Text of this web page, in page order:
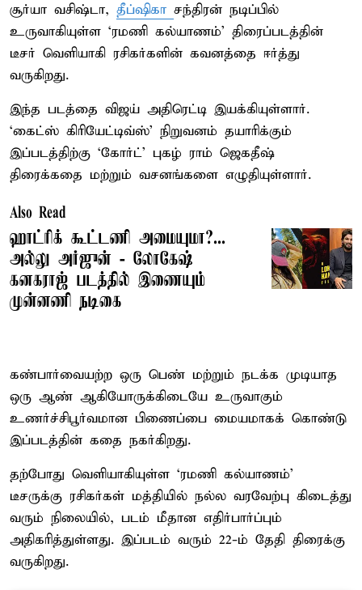
சூர்யா வசிஷ்டா, தீப்ஷிகா சந்திரன் நடிப்பில்
உருவாகியுள்ள ‘ரமணி கல்யாணம்’ திரைப்படத்தின்
டீசர் வெளியாகி ரசிகர்களின் கவனத்தை ஈர்த்து
வருகிறது.
இந்த படத்தை விஜய் அதிரெட்டி இயக்கியுள்ளார்.
‘கைட்ஸ் கிரியேட்டிவ்ஸ்’ நிறுவனம் தயாரிக்கும்
இப்படத்திற்கு ‘கோர்ட்’ புகழ் ராம் ஜெகதீஷ்
திரைக்கதை மற்றும் வசனங்களை எழுதியுள்ளார்.
Also Read
ஹாட்ரிக் கூட்டணி அமையுமா?...
அல்லு அர்ஜுன் - லோகேஷ்
கனகராஜ் படத்தில் இணையும்
முன்னணி நடிகை
கண்பார்வையற்ற ஒரு பெண் மற்றும் நடக்க முடியாத
ஒரு ஆண் ஆகியோருக்கிடையே உருவாகும்
உணர்ச்சிபூர்வமான பிணைப்பை மையமாகக் கொண்டு
இப்படத்தின் கதை நகர்கிறது.
தற்போது வெளியாகியுள்ள ‘ரமணி கல்யாணம்’
டீசருக்கு ரசிகர்கள் மத்தியில் நல்ல வரவேற்பு கிடைத்து
வரும் நிலையில், படம் மீதான எதிர்பார்ப்பும்
அதிகரித்துள்ளது. இப்படம் வரும் 22-ம் தேதி திரைக்கு
வருகிறது.